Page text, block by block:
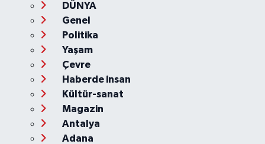
DÜNYA
Genel
Politika
Yaşam
Çevre
Haberde insan
Kültür-sanat
Magazin
Antalya
Adana